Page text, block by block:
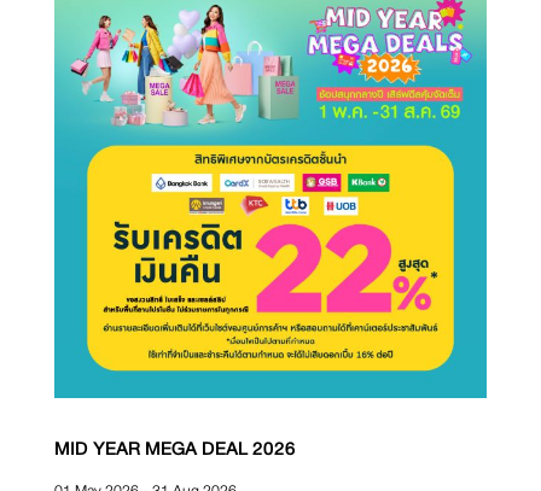
MID YEAR MEGA DEAL 2026